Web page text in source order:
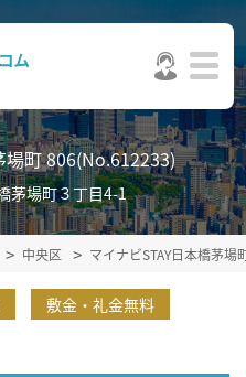
場町 806(No.612233)
茅場町３丁目4-1
中央区 マイナビSTAY日本橋茅場
敷金・礼金無料